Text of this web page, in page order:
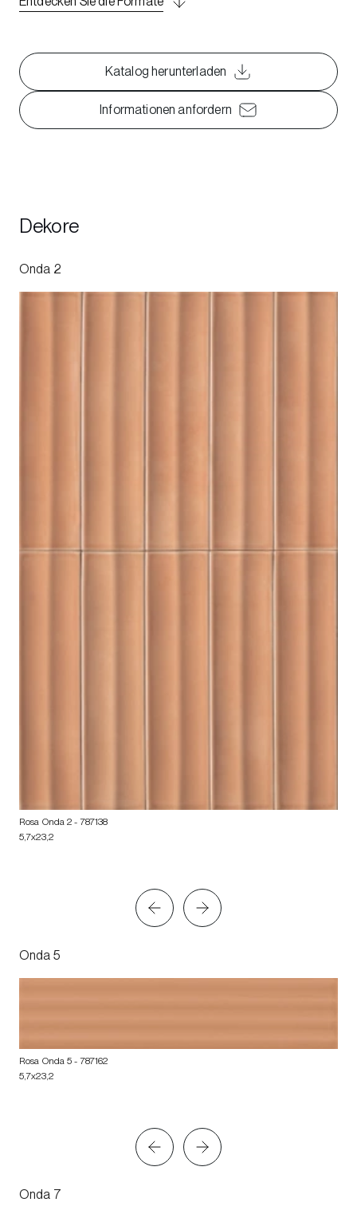
Katalog herunterladen
Informationen anfordern
Dekore
Onda 2
Rosa Onda 2 - 787138
5,7x23,2
Onda 5
Rosa Onda 5 - 787162
5,7x23,2
Onda 7